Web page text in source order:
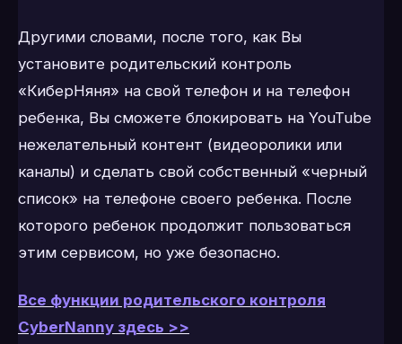
Другими словами, после того, как Вы
установите родительский контроль
«КиберНяня» на свой телефон и на телефон
ребенка, Вы сможете блокировать на YouTube
нежелательный контент (видеоролики или
каналы) и сделать свой собственный «черный
список» на телефоне своего ребенка. После
которого ребенок продолжит пользоваться
этим сервисом, но уже безопасно.
Все функции родительского контроля
CyberNanny здесь >>